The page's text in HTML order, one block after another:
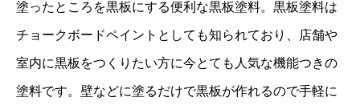
塗ったところを黒板にする便利な黒板塗料。黒板塗料は
チョークボードペイントとしても知られており、店舗や
室内に黒板をつくりたい方に今とても人気な機能つきの
塗料です。壁などに塗るだけで黒板が作れるので手軽に